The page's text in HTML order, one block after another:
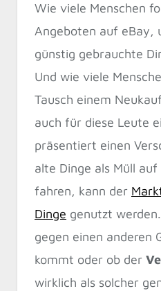
Wie viele Menschen
Angeboten auf eBay,
günstig gebrauchte
Und wie viele
Tausch einem
auch für diese Leute
präsentiert einen
alte Dinge als Müll
fahren, kann der
Dinge genutzt
gegen einen anderen
kommt oder ob der
wirklich als solcher